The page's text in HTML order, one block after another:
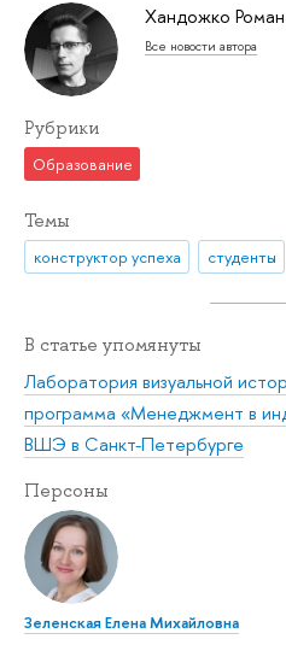
Хандожко
Все новости автора
Рубрики
Образование
Темы
конструктор успеха студенты
В статье упомянуты
Лаборатория визуальной
программа «Менеджмент в
ВШЭ в Санкт-Петербурге
Персоны
Зеленская Елена Михайловна